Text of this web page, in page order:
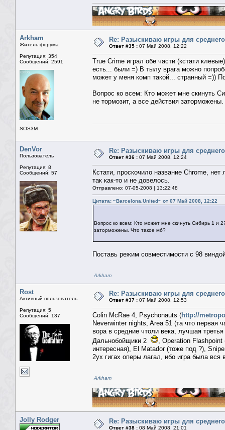
Arkham
Житель форума
Репутация: 354
Сообщений: 2591
SOS3M
Re: Разыскиваю игры для
Ответ #35 : 07 Май 2008, 12:22
True Crime играл обе части (кстати
есть... были =) В тылу врага можно
может у меня комп такой... странный =))
Вопрос ко всем: Кто может мне скинуть
не тормозит, а все действия
DenVor
Пользователь
Репутация: 8
Сообщений: 57
Re: Разыскиваю игры для
Ответ #36 : 07 Май 2008, 12:24
Кстати, проскочило название Chrome,
так как-то и не довелось.
Отправлено: 07-05-2008 | 13:22:48
Цитата: ~Barcelona.United~ от 07 Май 2008, 12:22
Вопрос ко всем: Кто может мне скинуть Сибирь 1 и
заторможены. Что такое мб?
Поставь режим совместимости с 98
Arkham
Rost
Активный пользователь
Репутация: 5
Сообщений: 137
Re: Разыскиваю игры для
Ответ #37 : 07 Май 2008, 12:53
Colin McRae 4, Psychonauts (http://
Neverwinter nights, Area 51 (та что первая
вора в средние чтоли века, лучшая
Дальнобойщики 2
, Operation
интересная), El Matador (тоже под ?),
2ух гигах оперы лагал, ибо игра была
Arkham
Jolly Rodger Re: Разыскиваю игры для
Ответ #38 : 08 Май 2008, 21:01